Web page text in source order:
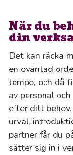
När du
din
Det kan räcka
en oväntad
tempo, och då
av personal
efter ditt
urval,
partner får du
sätter sig in i